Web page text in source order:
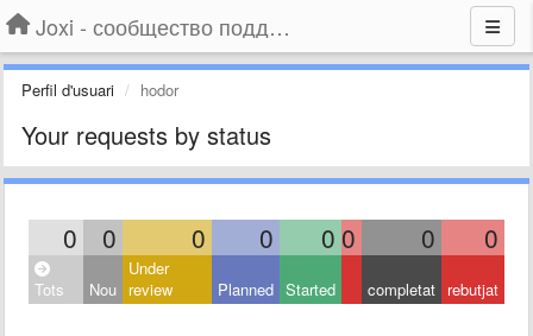
Joxi - сообщество поддержки
Perfil d'usuari hodor
Your requests by status
0 0 0 0 0 0 0 0
Tots Nou
Under
review
Planned Started completat rebutjat